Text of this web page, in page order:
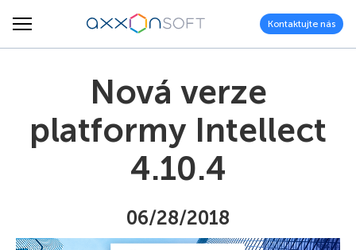
Kontaktujte nás
Nová verze
platformy Intellect
4.10.4
06/28/2018